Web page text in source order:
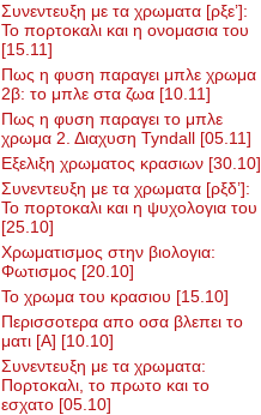
Συνεντευξη με τα χρωματα [ρξε’]:
Το πορτοκαλι και η ονομασια του
[15.11]
Πως η φυση παραγει μπλε χρωμα
2β: το μπλε στα ζωα [10.11]
Πως η φυση παραγει το μπλε
χρωμα 2. Διαχυση Tyndall [05.11]
Εξελιξη χρωματος κρασιων [30.10]
Συνεντευξη με τα χρωματα [ρξδ’]:
Το πορτοκαλι και η ψυχολογια του
[25.10]
Χρωματισμος στην βιολογια:
Φωτισμος [20.10]
Το χρωμα του κρασιου [15.10]
Περισσοτερα απο οσα βλεπει το
ματι [Α] [10.10]
Συνεντευξη με τα χρωματα:
Πορτοκαλι, το πρωτο και το
εσχατο [05.10]